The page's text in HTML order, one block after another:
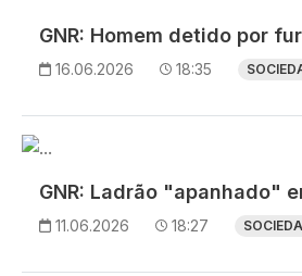
GNR: Homem detido por
16.06.2026 18:35
Imagem
GNR: Ladrão "apanhado"
11.06.2026 18:27